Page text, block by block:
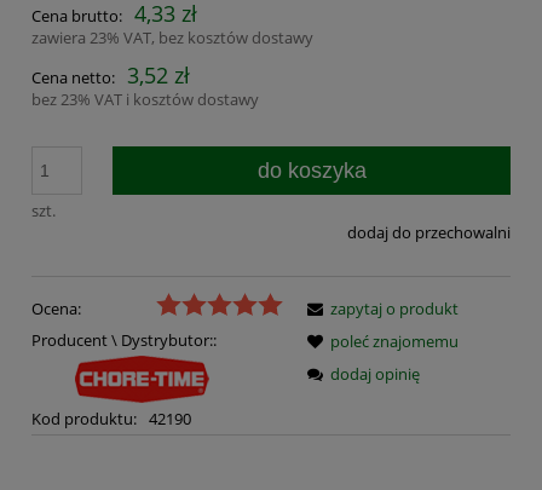
Cena brutto: 4,33 zł
zawiera 23% VAT, bez kosztów dostawy
Cena netto:
3,52 zł
bez 23% VAT i kosztów dostawy
szt.
do koszyka
dodaj do przechowalni
Ocena:
Producent \ Dystrybutor::
Kod produktu: 42190
zapytaj o produkt
poleć znajomemu
dodaj opinię